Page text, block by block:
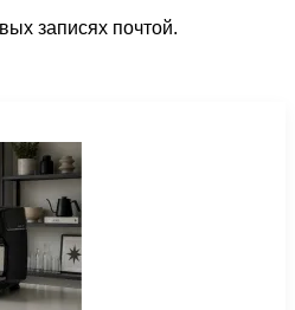
записях почтой.